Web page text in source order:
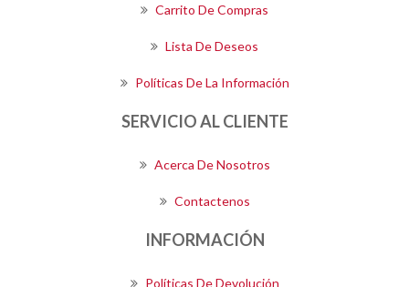
Carrito De Compras
Lista De Deseos
Políticas De La Información
SERVICIO AL CLIENTE
Acerca De Nosotros
Contactenos
INFORMACIÓN
Políticas De Devolución